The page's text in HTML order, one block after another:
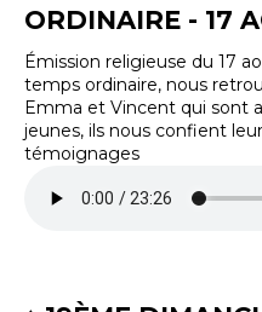
ORDINAIRE - 17
Émission religieuse du 17
temps ordinaire, nous
Emma et Vincent qui sont
jeunes, ils nous confient
témoignages